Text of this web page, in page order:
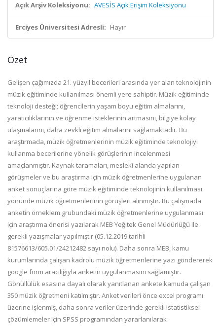
Açık Arşiv Koleksiyonu: AVESİS Açık Erişim Koleksiyonu
Erciyes Üniversitesi Adresli: Hayır
Özet
Gelişen çağımızda 21. yüzyıl becerileri arasında yer alan teknolojinin
müzik eğitiminde kullanılması önemli yere sahiptir. Müzik eğitiminde
teknoloji desteği; öğrencilerin yaşam boyu eğitim almalarını,
yaratıcılıklarının ve öğrenme isteklerinin artmasını, bilgiye kolay
ulaşmalarını, daha zevkli eğitim almalarını sağlamaktadır. Bu
araştırmada, müzik öğretmenlerinin müzik eğitiminde teknolojiyi
kullanma becerilerine yönelik görüşlerinin incelenmesi
amaçlanmıştır. Kaynak taramaları, mesleki alanda yapılan
görüşmeler ve bu araştırma için müzik öğretmenlerine uygulanan
anket sonuçlarına göre müzik eğitiminde teknolojinin kullanılması
yönünde müzik öğretmenlerinin görüşleri alınmıştır. Bu çalışmada
anketin örneklem grubundaki müzik öğretmenlerine uygulanması
için araştırma önerisi yazılarak MEB Yeğitek Genel Müdürlüğü ile
gerekli yazışmalar yapılmıştır (05.12.2019 tarihli
81576613/605.01/24212482 sayı nolu). Daha sonra MEB, kamu
kurumlarında çalışan kadrolu müzik öğretmenlerine yazı göndererek
google form aracılığıyla anketin uygulanmasını sağlamıştır.
Gönüllülük esasına dayalı olarak yanıtlanan ankete kamuda çalışan
350 müzik öğretmeni katılmıştır. Anketverileri önce excel programı
üzerine işlenmiş, daha sonra veriler üzerinde gerekli istatistiksel
çözümlemeler için SPSS programından yararlanılarak